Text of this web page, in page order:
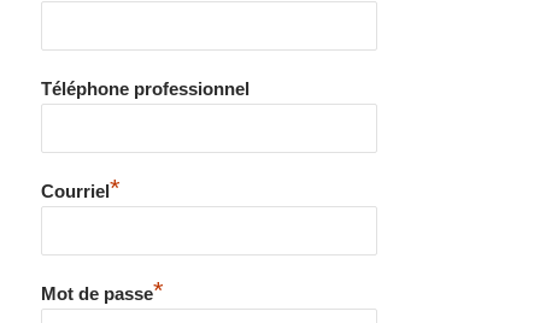
Téléphone professionnel
Courriel *
Mot de passe*